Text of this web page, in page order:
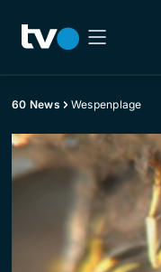
60 News Wespenplage